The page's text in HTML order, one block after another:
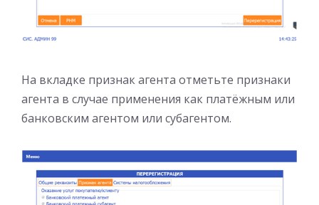
На вкладке признак агента отметьте признаки
агента в случае применения как платёжным или
банковским агентом или субагентом.